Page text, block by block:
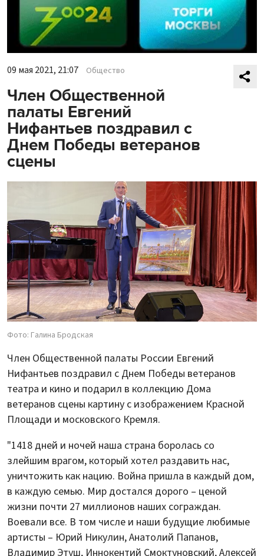
09 мая 2021, 21:07 Общество
Член Общественной
палаты Евгений
Нифантьев поздравил с
Днем Победы ветеранов
сцены
Фото: Галина Бродская
Член Общественной палаты России Евгений
Нифантьев поздравил с Днем Победы ветеранов
театра и кино и подарил в коллекцию Дома
ветеранов сцены картину с изображением Красной
Площади и московского Кремля.
"1418 дней и ночей наша страна боролась со
злейшим врагом, который хотел раздавить нас,
уничтожить как нацию. Война пришла в каждый дом,
в каждую семью. Мир достался дорого – ценой
жизни почти 27 миллионов наших сограждан.
Воевали все. В том числе и наши будущие любимые
артисты – Юрий Никулин, Анатолий Папанов,
Владимир Этуш, Иннокентий Смоктуновский, Алексей